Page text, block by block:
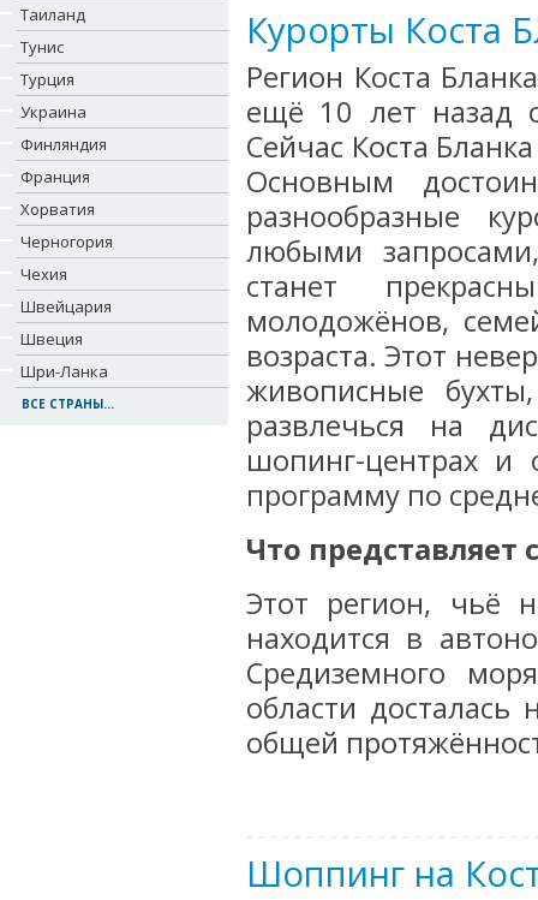
Таиланд
Тунис
Турция
Украина
Финляндия
Франция
Хорватия
Черногория
Чехия
Швейцария
Швеция
Шри-Ланка
ВСЕ СТРАНЫ...
Курорты Коста
Регион Коста
ещё 10 лет назад
Сейчас Коста
Основным
разнообразные
любыми
станет
молодожёнов,
возраста. Этот
живописные
развлечься на
шопинг-центрах и
программу по
Что представляет
Этот регион, чьё
находится в
Средиземного
области
общей
Шоппинг на